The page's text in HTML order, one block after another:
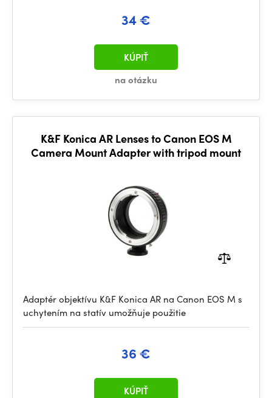
34 €
na otázku
KÚPIŤ
K&F Konica AR Lenses to Canon EOS M
Camera Mount Adapter with tripod mount
Adaptér objektívu K&F Konica AR na Canon EOS M s
uchytením na statív umožňuje použitie
36 €
KÚPIŤ